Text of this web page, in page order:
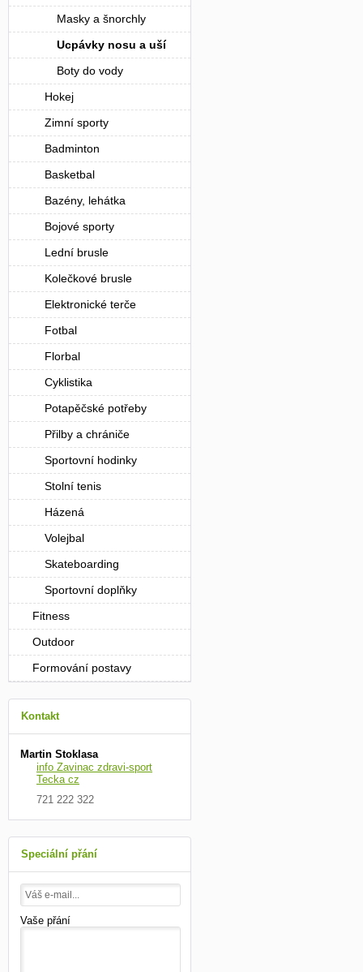
Masky a šnorchly
Ucpávky nosu a uší
Boty do vody
Hokej
Zimní sporty
Badminton
Basketbal
Bazény, lehátka
Bojové sporty
Lední brusle
Kolečkové brusle
Elektronické terče
Fotbal
Florbal
Cyklistika
Potapěčské potřeby
Přilby a chrániče
Sportovní hodinky
Stolní tenis
Házená
Volejbal
Skateboarding
Sportovní doplňky
Fitness
Outdoor
Formování postavy
Kontakt
Martin Stoklasa
info Zavinac zdravi-sport
Tecka cz
721 222 322
Speciální přání
Vaše přání